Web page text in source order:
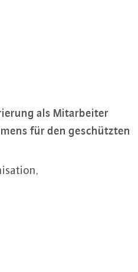
als Mit­ar­bei­ter
für den ge­schütz­ten